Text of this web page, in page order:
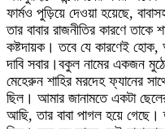
ফার্মও পুড়িয়ে দেওয়া হয়েছে,
তার বাবার রাজনীতির কারণে
কষ্টদায়ক। তবে যে কারণেই হোক,
দাবি সবার।বকুল নামের একজন
মেহেরুন শাহির মরদেহ ফ্যানের
ছিল। আমার জানামতে একটা
আছি, তার বাবা পাগল হয়ে